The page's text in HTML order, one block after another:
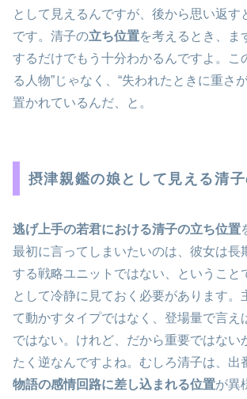
として見えるんですが、後から思い返す
です。清子の立ち位置を考えるとき、ま
するだけでもう十分わかるんですよ。こ
る人物”じゃなく、“失われたときに重さ
置かれているんだ、と。
摂津親鑑の娘として見える清
逃げ上手の若君における清子の立ち位置
最初に言ってしまいたいのは、彼女は長
する戦略ユニットではない、ということ
として冷静に見ておく必要があります。
て動かすタイプではなく、登場量で言え
ではない。けれど、だから重要ではない
たく逆なんですよね。むしろ清子は、出
物語の感情回路に差し込まれる位置が異